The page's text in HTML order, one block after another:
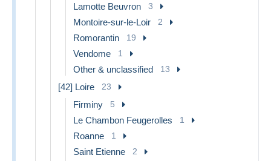
Lamotte Beuvron 3
Montoire-sur-le-Loir 2
Romorantin 19
Vendome 1
Other & unclassified 13
[42] Loire 23
Firminy 5
Le Chambon Feugerolles 1
Roanne 1
Saint Etienne 2